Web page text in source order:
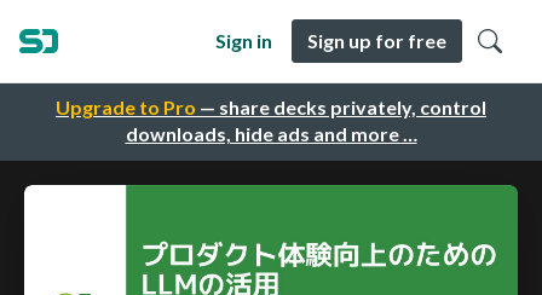
Upgrade to Pro — share decks privately, control
downloads, hide ads and more …
Sign in Sign up for free